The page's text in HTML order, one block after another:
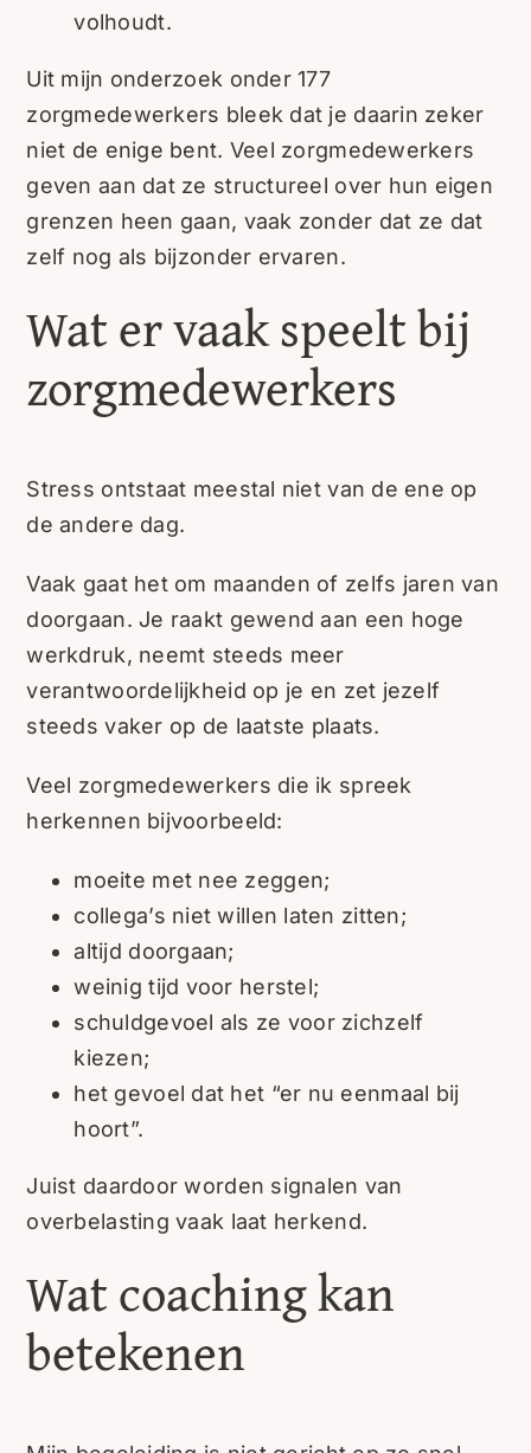
volhoudt.
Uit mijn onderzoek onder 177
zorgmedewerkers bleek dat je daarin zeker
niet de enige bent. Veel zorgmedewerkers
geven aan dat ze structureel over hun eigen
grenzen heen gaan, vaak zonder dat ze dat
zelf nog als bijzonder ervaren.
Wat er vaak speelt bij
zorgmedewerkers
Stress ontstaat meestal niet van de ene op
de andere dag.
Vaak gaat het om maanden of zelfs jaren van
doorgaan. Je raakt gewend aan een hoge
werkdruk, neemt steeds meer
verantwoordelijkheid op je en zet jezelf
steeds vaker op de laatste plaats.
Veel zorgmedewerkers die ik spreek
herkennen bijvoorbeeld:
moeite met nee zeggen;
collega’s niet willen laten zitten;
altijd doorgaan;
weinig tijd voor herstel;
schuldgevoel als ze voor zichzelf
kiezen;
het gevoel dat het “er nu eenmaal bij
hoort”.
Juist daardoor worden signalen van
overbelasting vaak laat herkend.
Wat coaching kan
betekenen